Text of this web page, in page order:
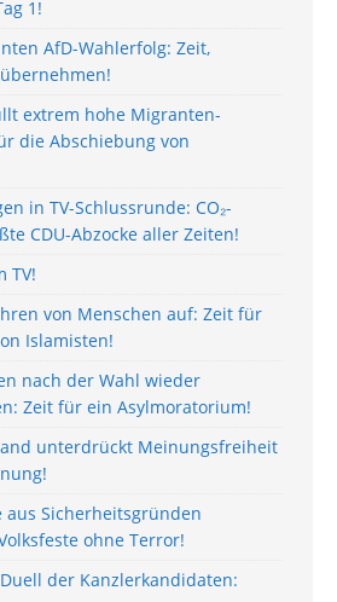
1!
AfD-Wahlerfolg: Zeit,
extrem hohe Migranten-
die Abschiebung von
in TV-Schlussrunde: CO₂-
CDU-Abzocke aller Zeiten!
TV!
von Menschen auf: Zeit für
Islamisten!
nach der Wahl wieder
Zeit für ein Asylmoratorium!
unterdrückt Meinungsfreiheit
aus Sicherheitsgründen
ohne Terror!
der Kanzlerkandidaten: